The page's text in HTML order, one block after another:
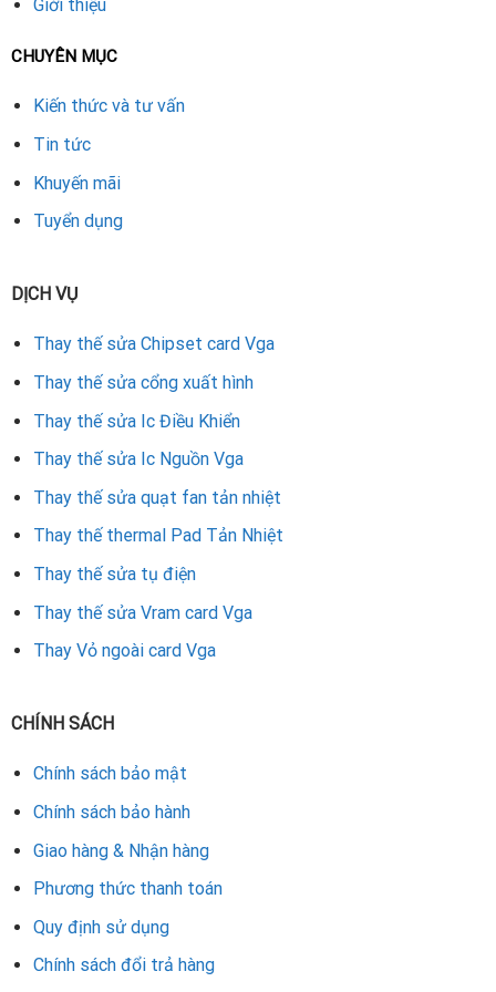
chữa.
Thay IC nguồn VGA RTX 2070 đúng cách sẽ giúp card đồ
tiết kiệm đáng kể chi phí so với mua mới.
Giới thiệu
CHUYÊN MỤC
Kiến thức và tư vấn
Tin tức
Khuyến mãi
Tuyển dụng
DỊCH VỤ
Thay thế sửa Chipset card Vga
Thay thế sửa cổng xuất hình
Thay thế sửa Ic Điều Khiển
Thay thế sửa Ic Nguồn Vga
Thay thế sửa quạt fan tản nhiệt
Thay thế thermal Pad Tản Nhiệt
Thay thế sửa tụ điện
Thay thế sửa Vram card Vga
Thay Vỏ ngoài card Vga
CHÍNH SÁCH
Chính sách bảo mật
Chính sách bảo hành
Giao hàng & Nhận hàng
Phương thức thanh toán
Quy định sử dụng
Chính sách đổi trả hàng